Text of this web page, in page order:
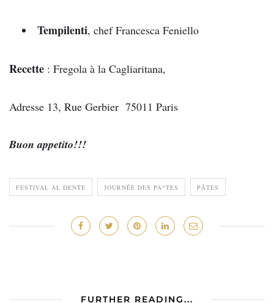
Tempilenti, chef Francesca Feniello
Recette : Fregola à la Cagliaritana,
Adresse 13, Rue Gerbier 75011 Paris
Buon appetito!!!
FESTIVAL AL DENTE JOURNÉE DES PA^TES PÂTES
FURTHER READING...